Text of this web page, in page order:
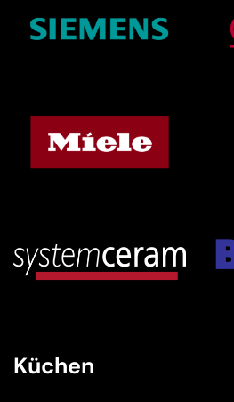
Küchen